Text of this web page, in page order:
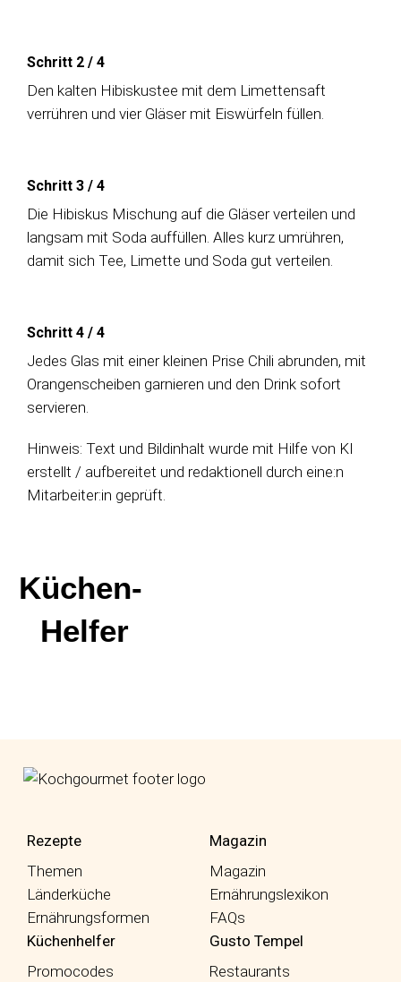
Schritt 2 / 4
Den kalten Hibiskustee mit dem Limettensaft
verrühren und vier Gläser mit Eiswürfeln füllen.
Schritt 3 / 4
Die Hibiskus Mischung auf die Gläser verteilen und
langsam mit Soda auffüllen. Alles kurz umrühren,
damit sich Tee, Limette und Soda gut verteilen.
Schritt 4 / 4
Jedes Glas mit einer kleinen Prise Chili abrunden, mit
Orangenscheiben garnieren und den Drink sofort
servieren.
Hinweis: Text und Bildinhalt wurde mit Hilfe von KI
erstellt / aufbereitet und redaktionell durch eine:n
Mitarbeiter:in geprüft.
Küchen-
Helfer
Rezepte
Themen
Länderküche
Ernährungsformen
Magazin
Magazin
Ernährungslexikon
FAQs
Küchenhelfer
Promocodes
Gusto Tempel
Restaurants